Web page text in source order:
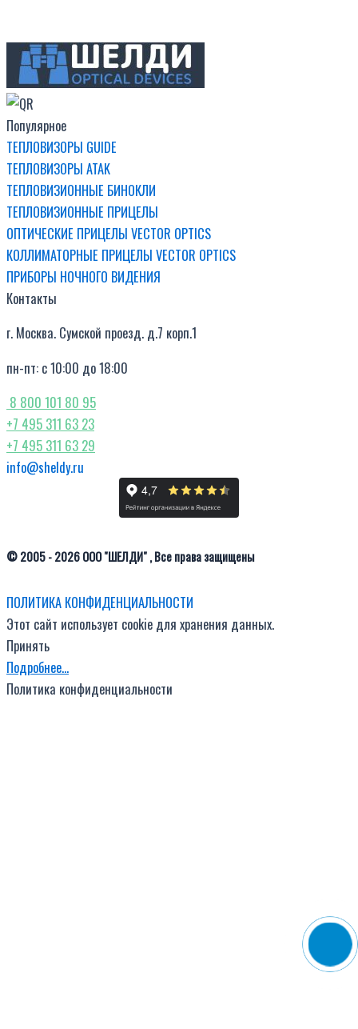
Популярное
ТЕПЛОВИЗОРЫ GUIDE
ТЕПЛОВИЗОРЫ ATAK
ТЕПЛОВИЗИОННЫЕ БИНОКЛИ
ТЕПЛОВИЗИОННЫЕ ПРИЦЕЛЫ
ОПТИЧЕСКИЕ ПРИЦЕЛЫ VECTOR OPTICS
КОЛЛИМАТОРНЫЕ ПРИЦЕЛЫ VECTOR OPTICS
ПРИБОРЫ НОЧНОГО ВИДЕНИЯ
Контакты
г. Москва. Сумской проезд. д.7 корп.1
пн-пт: с 10:00 до 18:00
8 800 101 80 95
+7 495 311 63 23
+7 495 311 63 29
info@sheldy.ru
© 2005 - 2026 ООО "ШЕЛДИ" , Все права защищены
ПОЛИТИКА КОНФИДЕНЦИАЛЬНОСТИ
Этот сайт использует cookie для хранения данных.
Принять
Подробнее…
Политика конфиденциальности